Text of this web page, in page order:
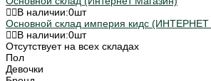
В наличии:0шт
Основной склад империя кидс
В наличии:0шт
Отсутствует на всех складах
Пол
Девочки